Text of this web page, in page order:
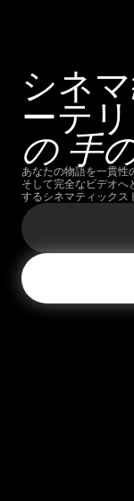
シネ
ーテリ
の手
あなたの物語を一貫性
そして完全なビデオへ
するシネマティックス